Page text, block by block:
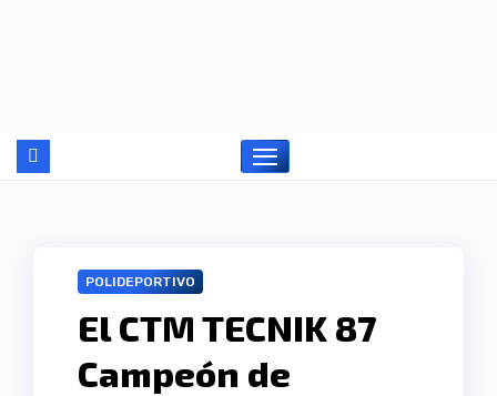
POLIDEPORTIVO
El CTM TECNIK 87
Campeón de